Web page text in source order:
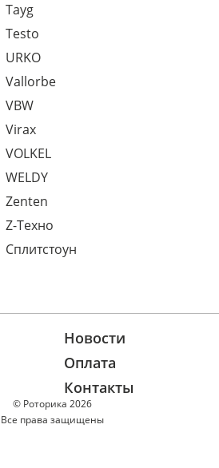
Tayg
Testo
URKO
Vallorbe
VBW
Virax
VOLKEL
WELDY
Zenten
Z-Техно
Сплитстоун
© Роторика 2026
Все права защищены
Новости
Оплата
Контакты